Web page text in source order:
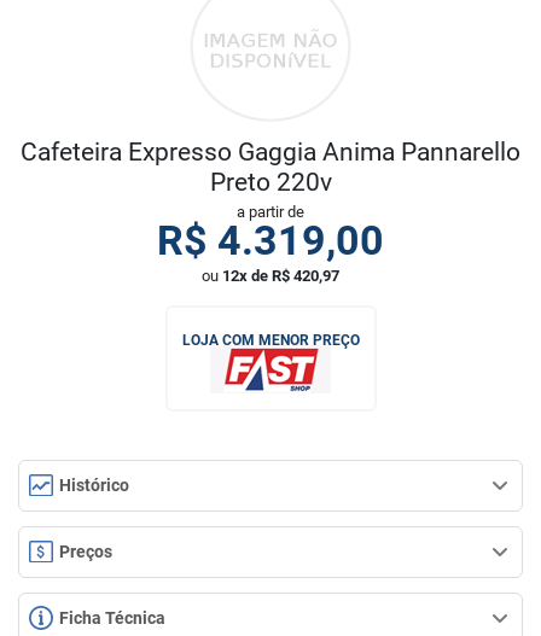
Cafeteira Expresso Gaggia Anima Pannarello
Preto 220v
a partir de
R$ 4.319,00
ou 12x de R$ 420,97
LOJA COM MENOR PREÇO
Histórico
Preços
Ficha Técnica